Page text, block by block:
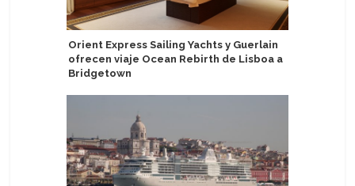
Orient Express Sailing Yachts y Guerlain
ofrecen viaje Ocean Rebirth de Lisboa a
Bridgetown